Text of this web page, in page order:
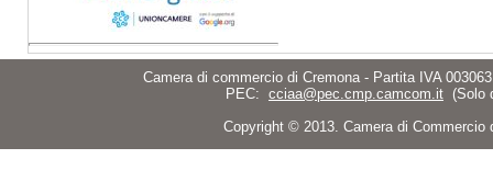
Camera di commercio di Cremona - Partita IVA
PEC: cciaa@pec.cmp.camcom.it (Solo
Copyright © 2013. Camera di